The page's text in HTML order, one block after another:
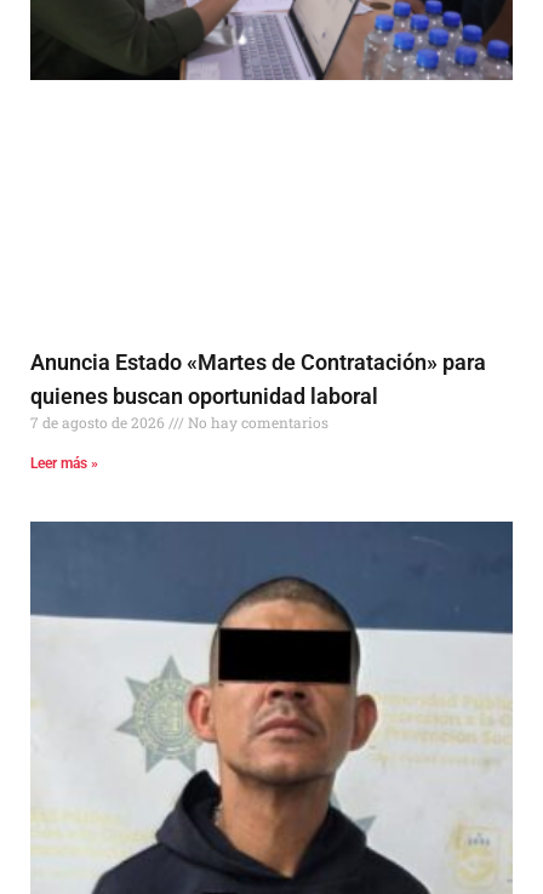
Anuncia Estado «Martes de Contratación» para
quienes buscan oportunidad laboral
7 de agosto de 2026 No hay comentarios
Leer más »